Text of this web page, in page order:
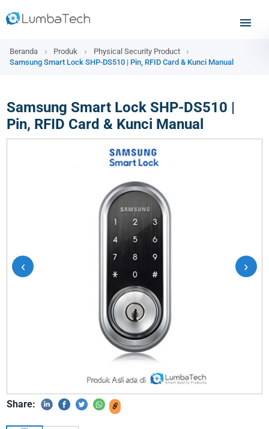
Beranda Produk
Physical Security Product
Samsung Smart Lock SHP-DS510 | Pin, RFID Card & Kunci Manual
Samsung Smart Lock SHP-DS510 |
Pin, RFID Card & Kunci Manual
‹ ›
Share: